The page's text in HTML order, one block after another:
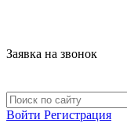
Заявка на звонок
Войти Регистрация